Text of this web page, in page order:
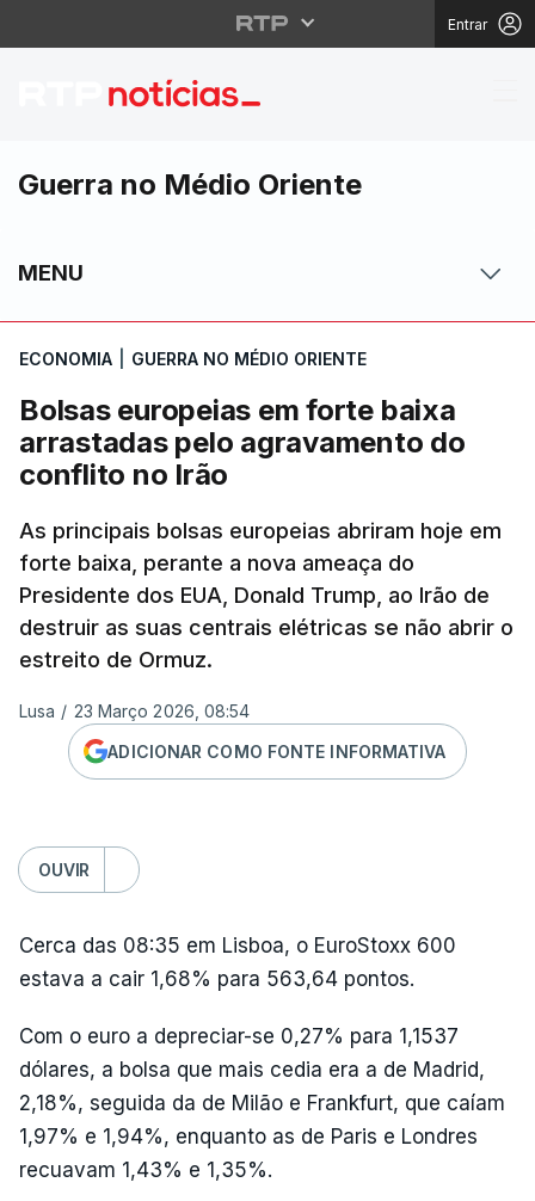
Entrar
Bolsas europeias em
Guerra no Médio Oriente
MENU
ECONOMIA GUERRA NO MÉDIO ORIENTE
Bolsas europeias em forte baixa
arrastadas pelo agravamento do
conflito no Irão
As principais bolsas europeias abriram hoje em
forte baixa, perante a nova ameaça do
Presidente dos EUA, Donald Trump, ao Irão de
destruir as suas centrais elétricas se não abrir o
estreito de Ormuz.
Lusa / 23 Março 2026, 08:54
ADICIONAR COMO FONTE INFORMATIVA
OUVIR
Cerca das 08:35 em Lisboa, o EuroStoxx 600
estava a cair 1,68% para 563,64 pontos.
Com o euro a depreciar-se 0,27% para 1,1537
dólares, a bolsa que mais cedia era a de Madrid,
2,18%, seguida da de Milão e Frankfurt, que caíam
1,97% e 1,94%, enquanto as de Paris e Londres
recuavam 1,43% e 1,35%.